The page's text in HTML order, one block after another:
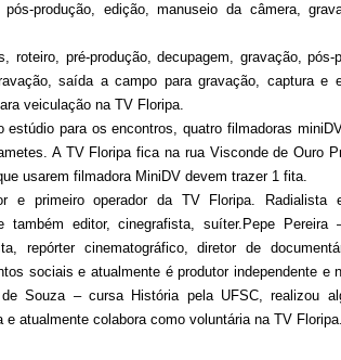
pós-produção, edição, manuseio da câmera,
roteiro, pré-produção, decupagem, gravação,
saída a campo para gravação, captura e
veiculação na TV Floripa.
para os encontros, quatro filmadoras
A TV Floripa fica na rua Visconde de Ouro
usarem filmadora MiniDV devem trazer 1 fita.
e primeiro operador da TV Floripa. Radialista
também editor, cinegrafista, suíter.Pepe Pereira
repórter cinematográfico, diretor de
sociais e atualmente é produtor independente e
de Souza – cursa História pela UFSC, realizou
atualmente colabora como voluntária na TV Floripa.